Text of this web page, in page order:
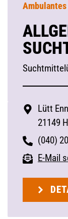
Lütt
21149
(040)
E-Mail